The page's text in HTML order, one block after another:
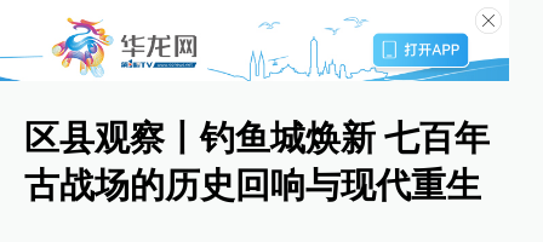
区县观察丨钓鱼城焕新 七百年
古战场的历史回响与现代重生